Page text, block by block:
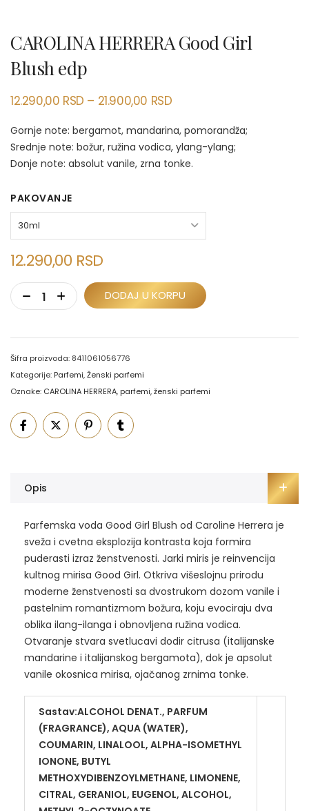
CAROLINA HERRERA Good Girl
Blush edp
12.290,00 RSD – 21.900,00 RSD
Gornje note: bergamot, mandarina, pomorandža;
Srednje note: božur, ružina vodica, ylang-ylang;
Donje note: absolut vanile, zrna tonke.
PAKOVANJE
12.290,00 RSD
DODAJ U KORPU
Šifra proizvoda: 8411061056776
Kategorije: Parfemi,Ženski parfemi
Oznake: CAROLINA HERRERA, parfemi,ženski parfemi
Opis
Parfemska voda Good Girl Blush od Caroline Herrera je
sveža i cvetna eksplozija kontrasta koja formira
puderasti izraz ženstvenosti. Jarki miris je reinvencija
kultnog mirisa Good Girl. Otkriva višeslojnu prirodu
moderne ženstvenosti sa dvostrukom dozom vanile i
pastelnim romantizmom božura, koju evociraju dva
oblika ilang-ilanga i obnovljena ružina vodica.
Otvaranje stvara svetlucavi dodir citrusa (italijanske
mandarine i italijanskog bergamota), dok je apsolut
vanile okosnica mirisa, ojačanog zrnima tonke.
Sastav:ALCOHOL DENAT., PARFUM
(FRAGRANCE), AQUA (WATER),
COUMARIN, LINALOOL, ALPHA-ISOMETHYL
IONONE, BUTYL
METHOXYDIBENZOYLMETHANE, LIMONENE,
CITRAL, GERANIOL, EUGENOL, ALCOHOL,